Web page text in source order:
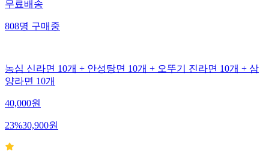
무료배송
808명 구매중
농심 신라면 10개 + 안성탕면 10개 + 오뚜기 진라면 10개 + 삼
양라면 10개
40,000원
23%30,900원